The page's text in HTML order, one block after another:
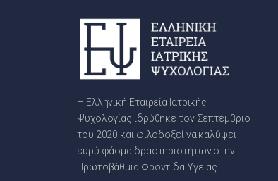
Η Ελληνική Εταιρεία Ιατρικής
Ψυχολογίας ιδρύθηκε τον Σεπτέμβριο
του 2020 και φιλοδοξεί να καλύψει
ευρύ φάσμα δραστηριοτήτων στην
Πρωτοβάθμια Φροντίδα Υγείας.